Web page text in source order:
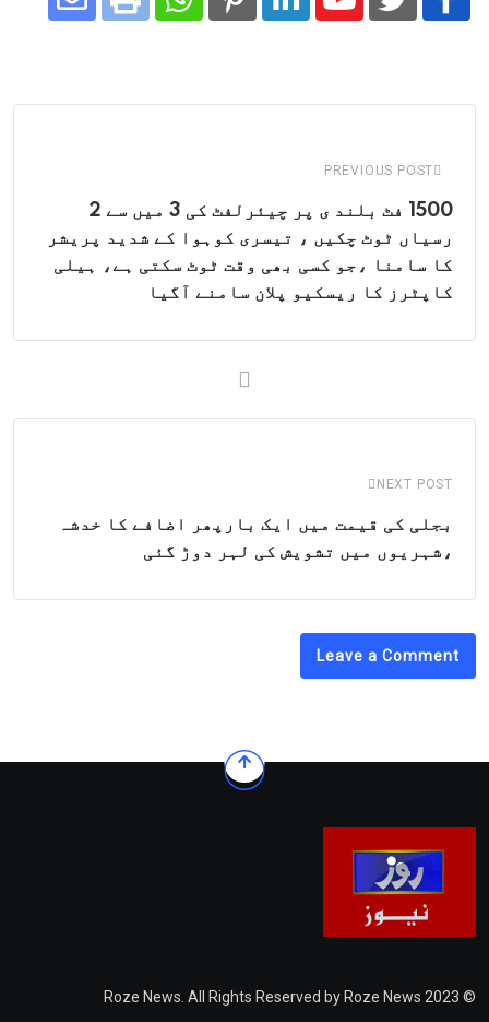
Youtube
LinkedIn
Pinterest
Whatsapp
Print
PREVIOUS POST
1500 فٹ بلند ی پر چیئرلفٹ کی 3 میں سے 2
رسیاں ٹوٹ چکیں ، تیسری کوہوا کے شدید پریشر
کا سامنا ،جو کسی بھی وقت ٹوٹ سکتی ہے، ہیلی
کاپٹرز کا ریسکیو پلان سامنے آگیا
NEXT POST
بجلی کی قیمت میں ایک بارپھر اضافے کا خدشہ
،شہریوں میں تشویش کی لہر دوڑ گئی
Leave a Comment
© 2023 Roze News. All Rights Reserved by Roze News